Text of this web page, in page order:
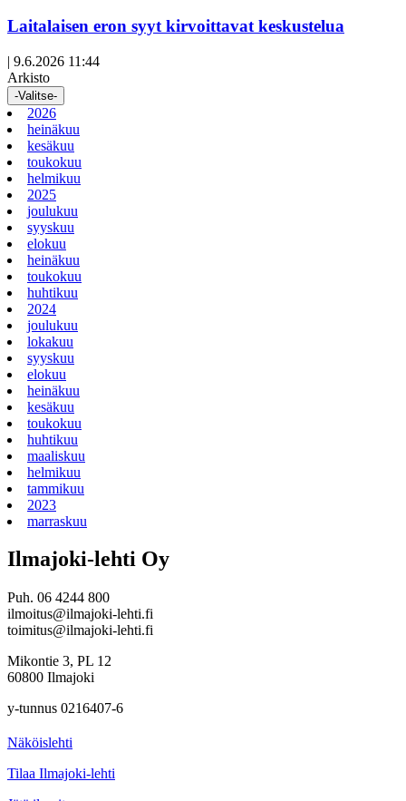
Laitalaisen eron syyt kirvoittavat keskustelua
| 9.6.2026 11:44
Arkisto
-Valitse-
2026
heinäkuu
kesäkuu
toukokuu
helmikuu
2025
joulukuu
syyskuu
elokuu
heinäkuu
toukokuu
huhtikuu
2024
joulukuu
lokakuu
syyskuu
elokuu
heinäkuu
kesäkuu
toukokuu
huhtikuu
maaliskuu
helmikuu
tammikuu
2023
marraskuu
Ilmajoki-lehti Oy
Puh. 06 4244 800
ilmoitus@ilmajoki-lehti.fi
toimitus@ilmajoki-lehti.fi
Mikontie 3, PL 12
60800 Ilmajoki
y-tunnus 0216407-6
Näköislehti
Tilaa Ilmajoki-lehti